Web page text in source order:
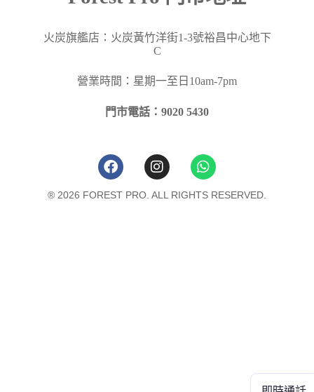
火炭旗艦店：火炭黃竹洋街1-3號裕昌中心地下
C
營業時間：星期一至日10am-7pm
門市電話：9020 5430
® 2026 FOREST PRO. ALL RIGHTS RESERVED.